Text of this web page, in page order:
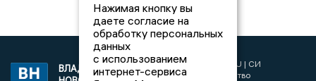
ВЛАДИМИРСКИЕ2017 © NEWSVLADIMIR.RU | СИ
«Информационное агентство
Нажимая кнопку вы
даете согласие на
обработку персональных
данных
с использованием
интернет-сервиса